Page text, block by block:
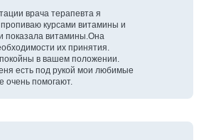
врача терапевта я
курсами витамины и
показала витамины.Она
их принятия.
в вашем положении.
есть под рукой мои любимые
очень помогают.